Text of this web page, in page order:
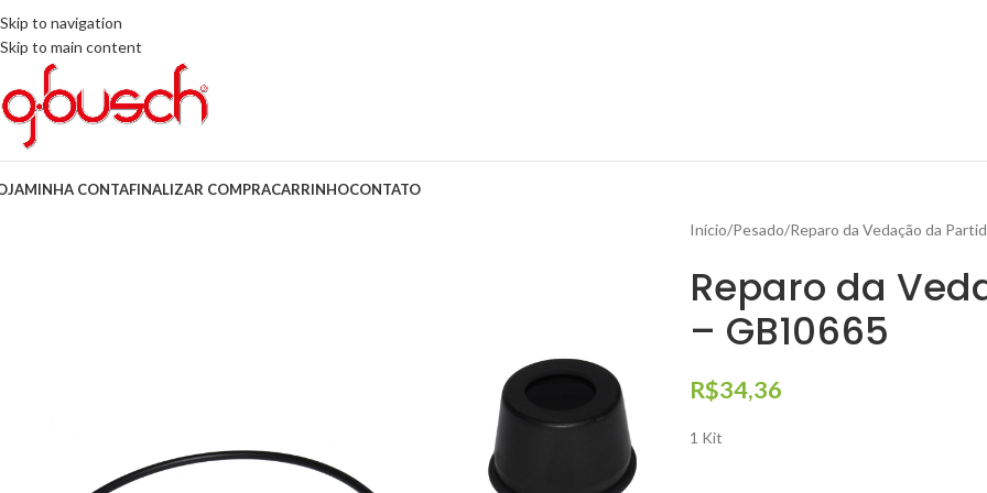
Skip to navigation
Skip to main content
MINHA CONTAFINALIZAR COMPRACARRINHOCONTATO
Início Pesado Reparo da Vedação da
Reparo da
– GB10665
R$34,36
1 Kit